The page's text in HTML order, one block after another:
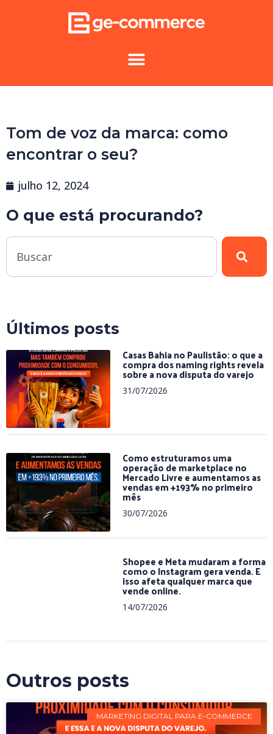
Tom de voz da marca: como
encontrar o seu?
julho 12, 2024
O que está procurando?
Últimos posts
Casas Bahia no Paulistão: o que a
compra dos naming rights revela
sobre a nova disputa do varejo
31/07/2026
Como estruturamos uma
operação de marketplace no
Mercado Livre e aumentamos as
vendas em +193% no primeiro
mês
30/07/2026
Shopee e Meta mudaram a forma
como o Instagram gera venda. E
isso afeta qualquer marca que
vende online.
14/07/2026
Outros posts
MARKETING DIGITAL PARA E-COMMERCE